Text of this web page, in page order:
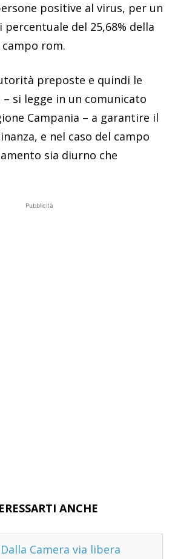
positive al virus, per un
del 25,68% della
rom.
preposte e quindi le
– si legge in un comunicato
Campania – a garantire il
e nel caso del campo
sia diurno che
Pubblicità
ANCHE
Dalla Camera via libera